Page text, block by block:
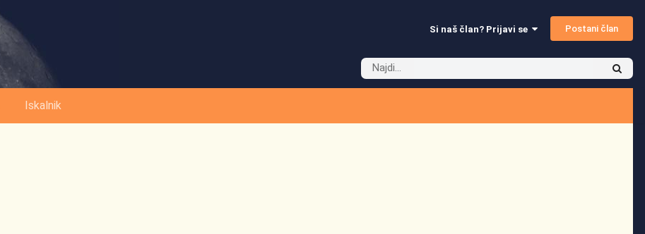
Si naš član? Prijavi se Postani član
Iskalnik